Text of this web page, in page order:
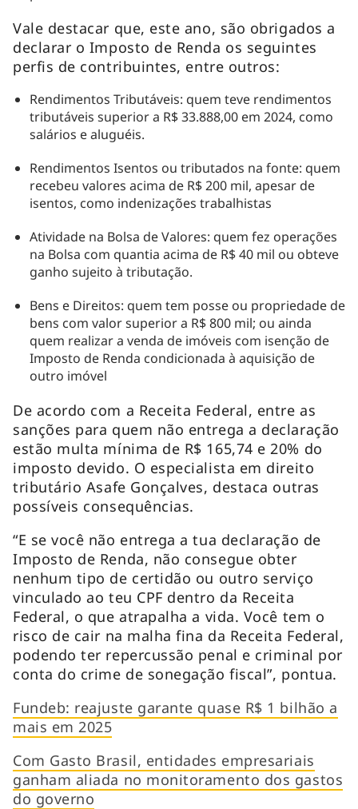
Vale destacar que, este ano, são obrigados a
declarar o Imposto de Renda os seguintes
perfis de contribuintes, entre outros:
Rendimentos Tributáveis: quem teve rendimentos
tributáveis superior a R$ 33.888,00 em 2024, como
salários e aluguéis.
Rendimentos Isentos ou tributados na fonte: quem
recebeu valores acima de R$ 200 mil, apesar de
isentos, como indenizações trabalhistas
Atividade na Bolsa de Valores: quem fez operações
na Bolsa com quantia acima de R$ 40 mil ou obteve
ganho sujeito à tributação.
Bens e Direitos: quem tem posse ou propriedade de
bens com valor superior a R$ 800 mil; ou ainda
quem realizar a venda de imóveis com isenção de
Imposto de Renda condicionada à aquisição de
outro imóvel
De acordo com a Receita Federal, entre as
sanções para quem não entrega a declaração
estão multa mínima de R$ 165,74 e 20% do
imposto devido. O especialista em direito
tributário Asafe Gonçalves, destaca outras
possíveis consequências.
“E se você não entrega a tua declaração de
Imposto de Renda, não consegue obter
nenhum tipo de certidão ou outro serviço
vinculado ao teu CPF dentro da Receita
Federal, o que atrapalha a vida. Você tem o
risco de cair na malha fina da Receita Federal,
podendo ter repercussão penal e criminal por
conta do crime de sonegação fiscal”, pontua.
Fundeb: reajuste garante quase R$ 1 bilhão a
mais em 2025
Com Gasto Brasil, entidades empresariais
ganham aliada no monitoramento dos gastos
do governo